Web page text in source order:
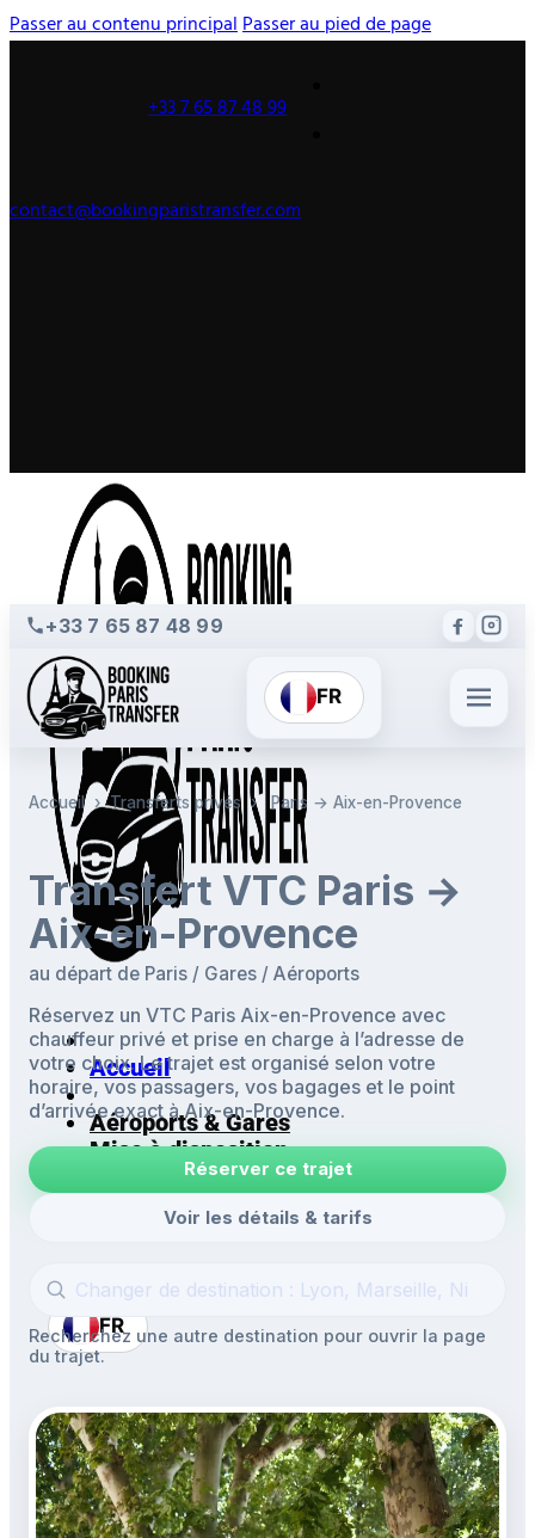
Passer au contenu principalPasser au pied de page
+33 7 65 87 48 99
contact@bookingparistransfer.com
Accueil
Aéroports & Gares
Mise à disposition
Navettes
Excursions
FR
+33 7 65 87 48 99
FR
Accueil › Transferts privés › Paris → Aix-en-Provence
Transfert VTC Paris →
Aix-en-Provence
au départ de Paris / Gares / Aéroports
Réservez un VTC Paris Aix-en-Provence avec
chauffeur privé et prise en charge à l’adresse de
votre choix. Le trajet est organisé selon votre
horaire, vos passagers, vos bagages et le point
d’arrivée exact à Aix-en-Provence.
Réserver ce trajet
Voir les détails & tarifs
Recherchez une autre destination pour ouvrir la page
du trajet.